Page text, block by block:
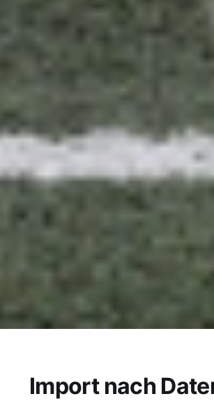
Import nach